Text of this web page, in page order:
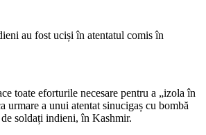
au fost uciși în atentatul comis în
toate eforturile necesare pentru a „izola în
urmare a unui atentat sinucigaș cu bombă
soldați indieni, în Kashmir.